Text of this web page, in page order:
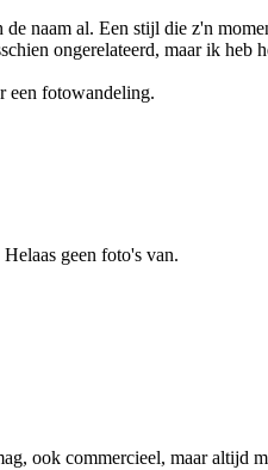
naam al. Een stijl die z'n
ongerelateerd, maar ik heb
een fotowandeling.
geen foto's van.
ook commercieel, maar altijd